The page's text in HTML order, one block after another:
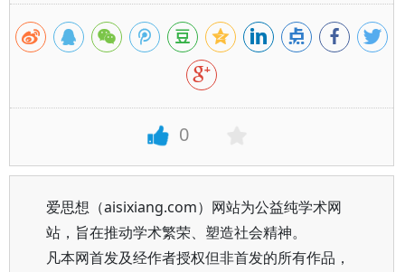
0
爱思想（aisixiang.com）网站为公益纯学术网
站，旨在推动学术繁荣、塑造社会精神。
凡本网首发及经作者授权但非首发的所有作品，